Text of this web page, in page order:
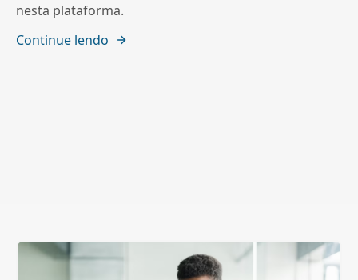
nesta plataforma.
Continue lendo